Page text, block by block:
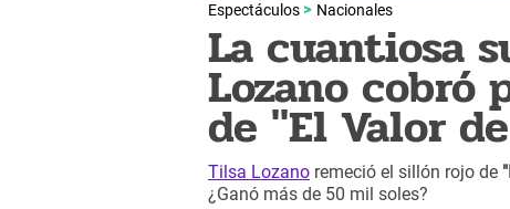
Espectáculos Nacionales
La cuantiosa
Lozano cobró
de "El Valor
Tilsa Lozano remeció el sillón rojo de
¿Ganó más de 50 mil soles?